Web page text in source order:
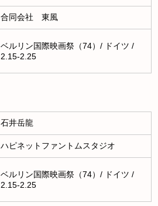
合同会社 東風
ベルリン国際映画祭（74）/ ドイツ /
2.15-2.25
石井岳龍
ハピネットファントムスタジオ
ベルリン国際映画祭（74）/ ドイツ /
2.15-2.25